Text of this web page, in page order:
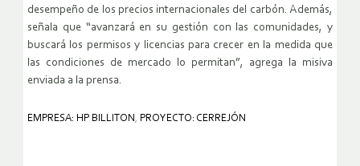
desempeño de los precios internacionales del carbón. Además,
señala que “avanzará en su gestión con las comunidades, y
buscará los permisos y licencias para crecer en la medida que
las condiciones de mercado lo permitan”, agrega la misiva
enviada a la prensa.
EMPRESA: HP BILLITON , PROYECTO: CERREJÓN